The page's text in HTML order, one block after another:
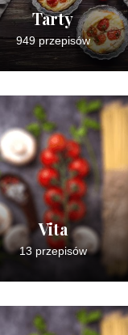
Tarty
949 przepisów
Vita
13 przepisów